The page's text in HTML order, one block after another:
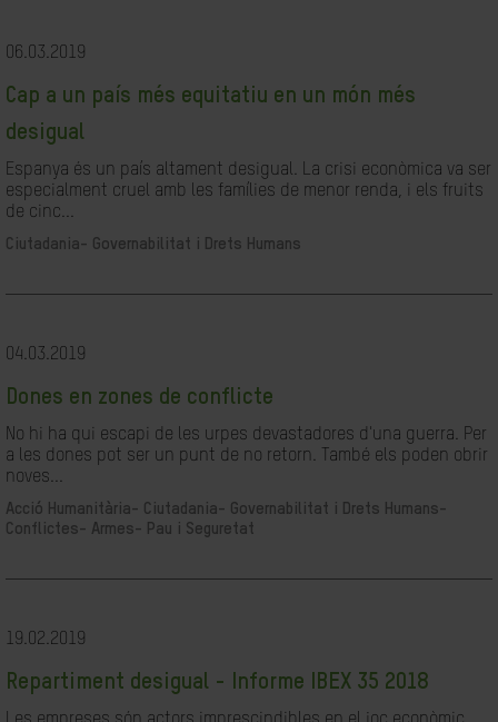
06.03.2019
Cap a un país més equitatiu en un món més
desigual
Espanya és un país altament desigual. La crisi econòmica va ser
especialment cruel amb les famílies de menor renda, i els fruits
de cinc...
Ciutadania- Governabilitat i Drets Humans
04.03.2019
Dones en zones de conflicte
No hi ha qui escapi de les urpes devastadores d'una guerra. Per
a les dones pot ser un punt de no retorn. També els poden obrir
noves...
Acció Humanitària-
Ciutadania- Governabilitat i Drets Humans-
Conflictes- Armes- Pau i Seguretat
19.02.2019
Repartiment desigual - Informe IBEX 35 2018